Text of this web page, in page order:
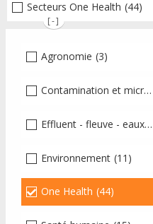
Secteurs One Health (44)
[-]
Agronomie (3)
Contamination et micropolluants
Effluent - fleuve - eaux usées - sol
Environnement (11)
One Health (44)